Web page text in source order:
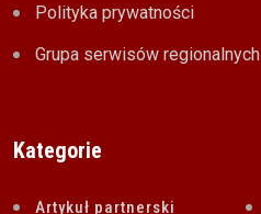
Polityka prywatności
Grupa serwisów regionalnych
Kategorie
Artykuł partnerski